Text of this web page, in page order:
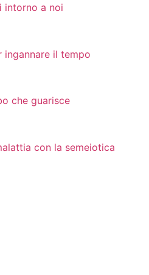
intorno a noi
ingannare il tempo
che guarisce
con la semeiotica